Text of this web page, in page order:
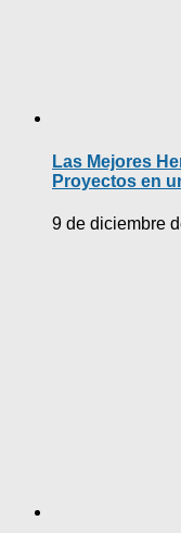
Las Mejores
Proyectos en
9 de diciembre